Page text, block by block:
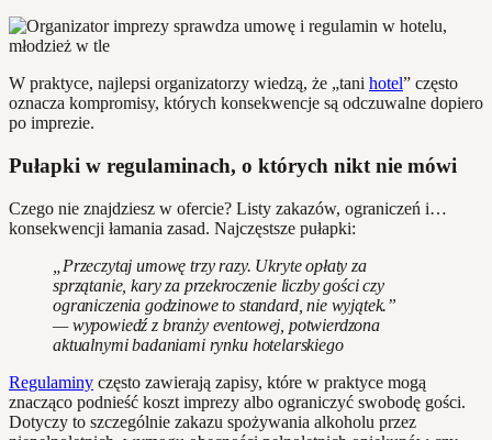
W praktyce, najlepsi organizatorzy wiedzą, że „tani hotel” często
oznacza kompromisy, których konsekwencje są odczuwalne dopiero
po imprezie.
Pułapki w regulaminach, o których nikt nie mówi
Czego nie znajdziesz w ofercie? Listy zakazów, ograniczeń i…
konsekwencji łamania zasad. Najczęstsze pułapki:
„Przeczytaj umowę trzy razy. Ukryte opłaty za
sprzątanie, kary za przekroczenie liczby gości czy
ograniczenia godzinowe to standard, nie wyjątek.”
— wypowiedź z branży eventowej, potwierdzona
aktualnymi badaniami rynku hotelarskiego
Regulaminy często zawierają zapisy, które w praktyce mogą
znacząco podnieść koszt imprezy albo ograniczyć swobodę gości.
Dotyczy to szczególnie zakazu spożywania alkoholu przez